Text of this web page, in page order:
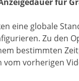
eine globale
Zu den
bestimmten
vorherigen